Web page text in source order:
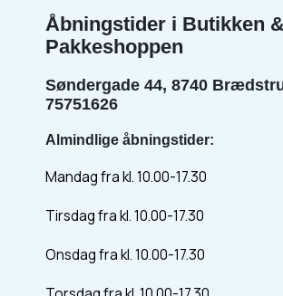
Åbningstider i Butikken
Pakkeshoppen
Søndergade 44, 8740
75751626
Almindlige åbningstider:
Mandag fra kl. 10.00-17.30
Tirsdag fra kl. 10.00-17.30
Onsdag fra kl. 10.00-17.30